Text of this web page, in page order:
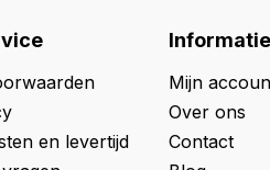
en levertijd
Informatie
Mijn
Over ons
Contact